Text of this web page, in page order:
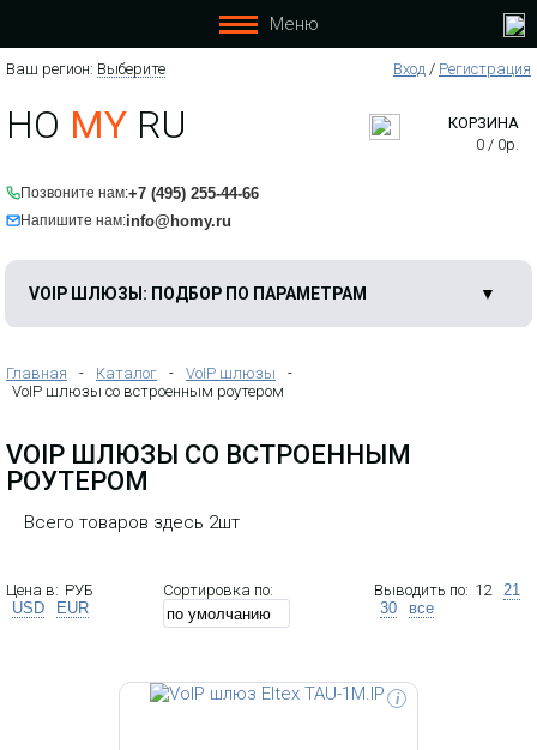
Меню
Ваш регион: Выберите Вход / Регистрация
HO MY RU
Позвоните нам:+7 (495) 255-44-66
Напишите нам:info@homy.ru
КОРЗИНА
0 / 0р.
VOIP ШЛЮЗЫ: ПОДБОР ПО ПАРАМЕТРАМ
Главная - Каталог - VoIP шлюзы
-
VoIP шлюзы со встроенным роутером
VOIP ШЛЮЗЫ СО ВСТРОЕННЫМ
РОУТЕРОМ
Всего товаров здесь 2шт
Цена в: РУБ
USD
EUR
Сортировка по: Выводить по: 12
21
30
все
i
Компактный 1 FXS шлюз со
встроенным роутером: - 1 порт WAN -
2 порта LAN - 1 порт FXS - 1 порт USB
услугам Интернет и телефонии.